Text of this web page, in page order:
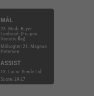
MÅL
23. Mads Bayer
Lenbroch (Fra pos.
Venstre fløj)
Målvogter: 21. Magnus
Petersen
ASSIST
13. Lasse Sunde Lid
Score: 29-27